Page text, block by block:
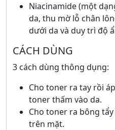
Niacinamide (một
da, thu mờ lỗ chân
dưới da và duy trì độ
CÁCH DÙNG
3 cách dùng thông dụng:
Cho toner ra tay rồi
toner thấm vào da.
Cho toner ra bông
trên mặt.